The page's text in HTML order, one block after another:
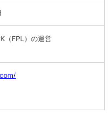
（FPL）の運営